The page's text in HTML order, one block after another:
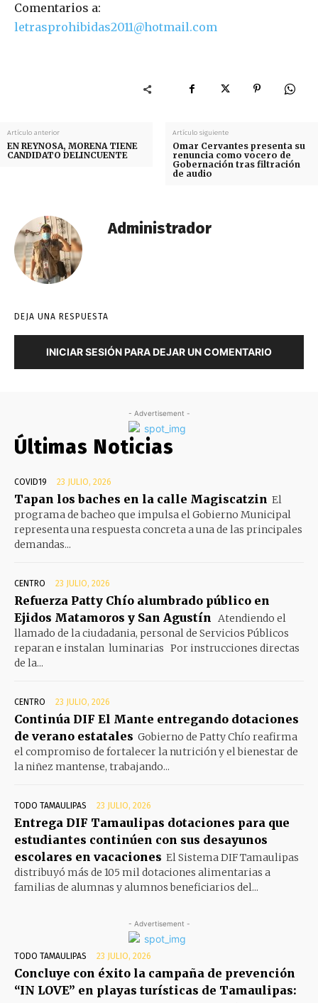
Comentarios a:
letrasprohibidas2011@hotmail.com
Artículo anterior
EN REYNOSA, MORENA TIENE
CANDIDATO DELINCUENTE
Artículo siguiente
Omar Cervantes presenta su
renuncia como vocero de
Gobernación tras filtración
de audio
Administrador
DEJA UNA RESPUESTA
INICIAR SESIÓN PARA DEJAR UN COMENTARIO
- Advertisement -
Últimas Noticias
COVID19 23 JULIO, 2026
Tapan los baches en la calle Magiscatzin El
programa de bacheo que impulsa el Gobierno Municipal
representa una respuesta concreta a una de las principales
demandas...
CENTRO 23 JULIO, 2026
Refuerza Patty Chío alumbrado público en
Ejidos Matamoros y San Agustín Atendiendo el
llamado de la ciudadania, personal de Servicios Públicos
reparan e instalan luminarias Por instrucciones directas
de la...
CENTRO 23 JULIO, 2026
Continúa DIF El Mante entregando dotaciones
de verano estatales Gobierno de Patty Chío reafirma
el compromiso de fortalecer la nutrición y el bienestar de
la niñez mantense, trabajando...
TODO TAMAULIPAS 23 JULIO, 2026
Entrega DIF Tamaulipas dotaciones para que
estudiantes continúen con sus desayunos
escolares en vacaciones El Sistema DIF Tamaulipas
distribuyó más de 105 mil dotaciones alimentarias a
familias de alumnas y alumnos beneficiarios del...
- Advertisement -
TODO TAMAULIPAS 23 JULIO, 2026
Concluye con éxito la campaña de prevención
“IN LOVE” en playas turísticas de Tamaulipas: